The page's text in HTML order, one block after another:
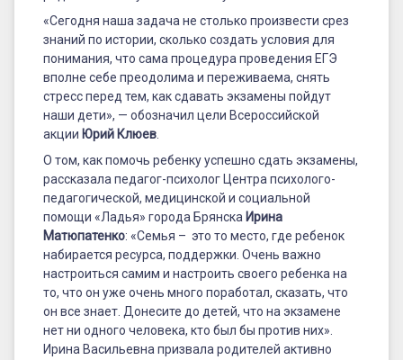
«Сегодня наша задача не столько произвести срез
знаний по истории, сколько создать условия для
понимания, что сама процедура проведения ЕГЭ
вполне себе преодолима и переживаема, снять
стресс перед тем, как сдавать экзамены пойдут
наши дети», — обозначил цели Всероссийской
акции Юрий Клюев.
О том, как помочь ребенку успешно сдать экзамены,
рассказала педагог-психолог Центра психолого-
педагогической, медицинской и социальной
помощи «Ладья» города Брянска Ирина
Матюпатенко: «Семья – это то место, где ребенок
набирается ресурса, поддержки. Очень важно
настроиться самим и настроить своего ребенка на
то, что он уже очень много поработал, сказать, что
он все знает. Донесите до детей, что на экзамене
нет ни одного человека, кто был бы против них».
Ирина Васильевна призвала родителей активно